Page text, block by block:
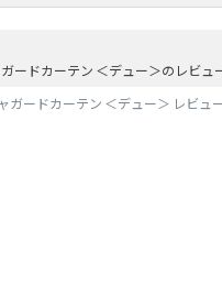
ードカーテン ＜デュー＞のレビュ
ードカーテン ＜デュー＞ レビュ